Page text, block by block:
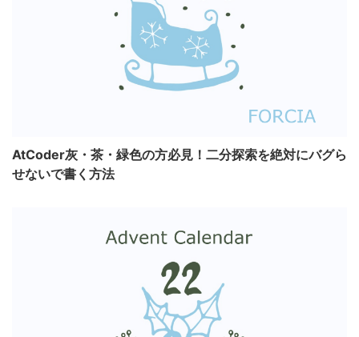
AtCoder灰・茶・緑色の方必見！二分探索を絶対にバグら
せないで書く方法